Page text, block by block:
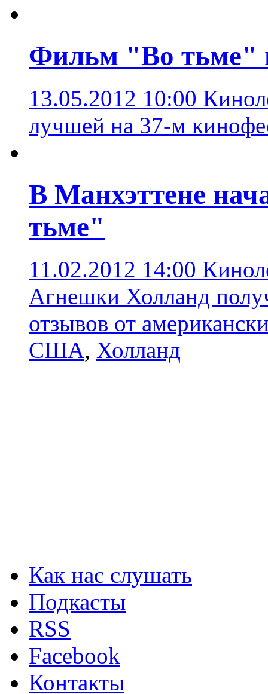
Фильм "Во тьме"
13.05.2012 10:00
лучшей на 37-м
В Манхэттене
тьме"
11.02.2012 14:00
Агнешки Холланд
отзывов от
США, Холланд
Как нас слушать
Подкасты
RSS
Facebook
Контакты